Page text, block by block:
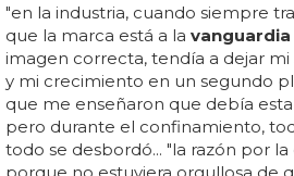
"en la industria, cuando siempre
que la marca está a la vanguardia
imagen correcta, tendía a dejar
y mi crecimiento en un segundo
que me enseñaron que debía
pero durante el confinamiento,
todo se desbordó... "la razón por
porque no estuviera orgullosa de